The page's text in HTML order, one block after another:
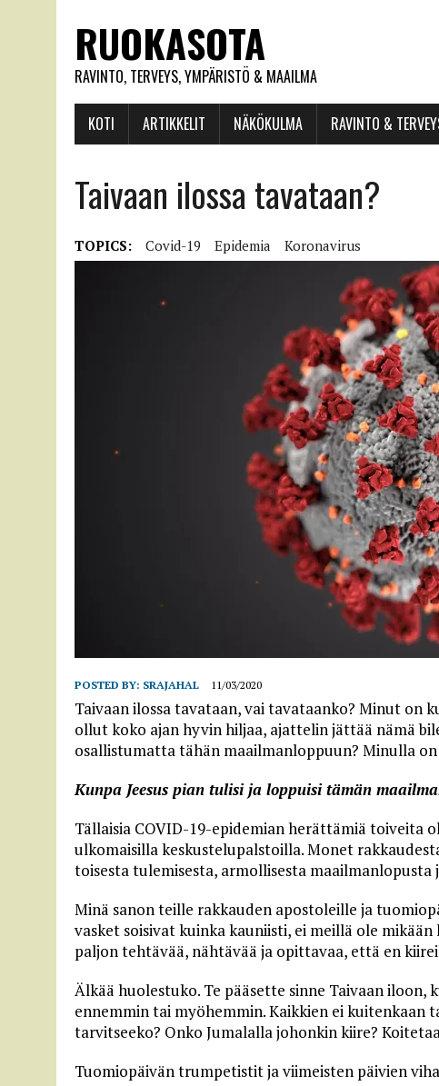
RUOKASOTA
RAVINTO, TERVEYS, YMPÄRISTÖ & MAAILMA
KOTI ARTIKKELIT NÄKÖKULMA RAVINTO &
Taivaan ilossa tavataan?
TOPICS: Covid-19 Epidemia Koronavirus
POSTED BY: SRAJAHAL 11/03/2020
Taivaan ilossa tavataan, vai tavataanko? Minut
ollut koko ajan hyvin hiljaa, ajattelin jättää nämä
osallistumatta tähän maailmanloppuun? Minulla
Kunpa Jeesus pian tulisi ja loppuisi tämän
Tällaisia COVID-19-epidemian herättämiä toiveita
ulkomaisilla keskustelupalstoilla. Monet
toisesta tulemisesta, armollisesta
Minä sanon teille rakkauden apostoleille ja
vasket soisivat kuinka kauniisti, ei meillä ole
paljon tehtävää, nähtävää ja opittavaa, että en
Älkää huolestuko. Te pääsette sinne Taivaan
ennemmin tai myöhemmin. Kaikkien ei kuitenkaan
tarvitseeko? Onko Jumalalla johonkin kiire?
Tuomiopäivän trumpetistit ja viimeisten päivien